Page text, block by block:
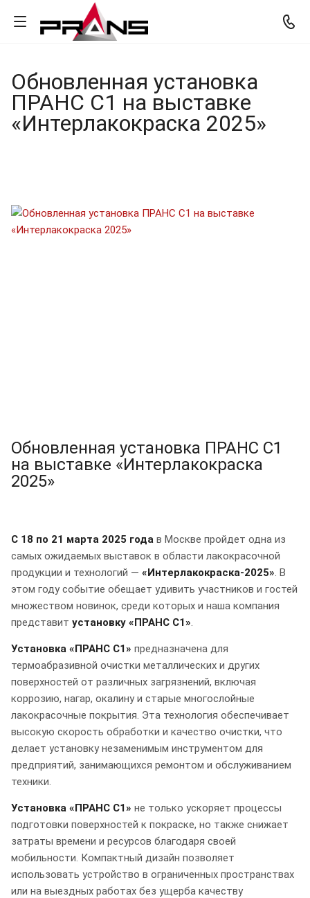
Обновленная установка
ПРАНС С1 на выставке
«Интерлакокраска 2025»
Обновленная установка ПРАНС С1
на выставке «Интерлакокраска
2025»
С 18 по 21 марта 2025 года в Москве пройдет одна из
самых ожидаемых выставок в области лакокрасочной
продукции и технологий — «Интерлакокраска-2025» . В
этом году событие обещает удивить участников и гостей
множеством новинок, среди которых и наша компания
представит установку «ПРАНС С1»
Установка «ПРАНС С1» предназначена для
термоабразивной очистки металлических и других
поверхностей от различных загрязнений, включая
коррозию, нагар, окалину и старые многослойные
лакокрасочные покрытия. Эта технология обеспечивает
высокую скорость обработки и качество очистки, что
делает установку незаменимым инструментом для
предприятий, занимающихся ремонтом и обслуживанием
техники.
Установка «ПРАНС С1» не только ускоряет процессы
подготовки поверхностей к покраске, но также снижает
затраты времени и ресурсов благодаря своей
мобильности. Компактный дизайн позволяет
использовать устройство в ограниченных пространствах
или на выездных работах без ущерба качеству